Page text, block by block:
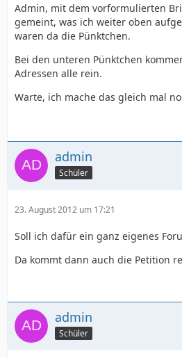
Admin, mit dem vorformulierten
gemeint, was ich weiter oben
waren da die Pünktchen.
Bei den unteren Pünktchen
Adressen alle rein.
Warte, ich mache das gleich mal
admin
Schüler
23. August 2012 um 17:21
Soll ich dafür ein ganz eigenes
Da kommt dann auch die Petition
admin
Schüler